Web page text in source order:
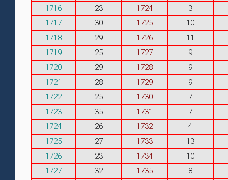
1716
23 1724
3
1717
30 1725
10
1718
29 1726
11
1719
25 1727
9
1720
29 1728
9
1721
28 1729
9
1722
25 1730
7
1723
35 1731
7
1724
26 1732
4
1725
27 1733
13
1726
23 1734
10
1727
32 1735
8